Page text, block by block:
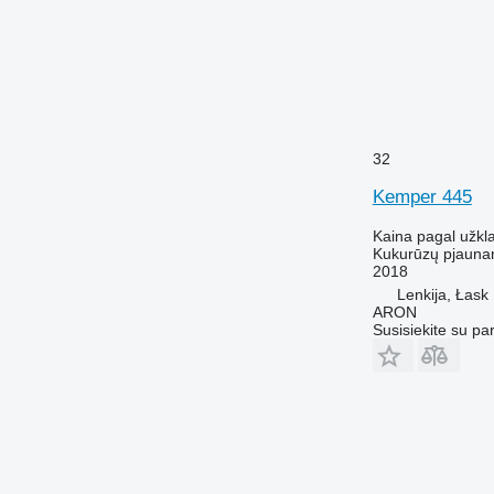
32
Kemper 445
Kaina pagal
Kukurūzų
2018
Lenkija, Łask
ARON
Susisiekite su